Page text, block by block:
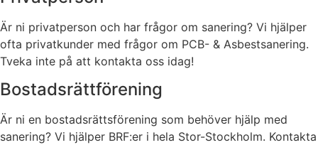
Är ni privatperson och har frågor om sanering? Vi hjälper
ofta privatkunder med frågor om PCB- & Asbestsanering.
Tveka inte på att kontakta oss idag!
Bostadsrättförening
Är ni en bostadsrättsförening som behöver hjälp med
sanering? Vi hjälper BRF:er i hela Stor-Stockholm. Kontakta